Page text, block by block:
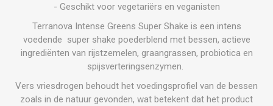
- Geschikt voor vegetariërs en veganisten
Terranova Intense Greens Super Shake is een intens
voedende super shake poederblend met bessen, actieve
ingrediënten van rijstzemelen, graangrassen, probiotica en
spijsverteringsenzymen.
Vers vriesdrogen behoudt het voedingsprofiel van de bessen
zoals in de natuur gevonden, wat betekent dat het product